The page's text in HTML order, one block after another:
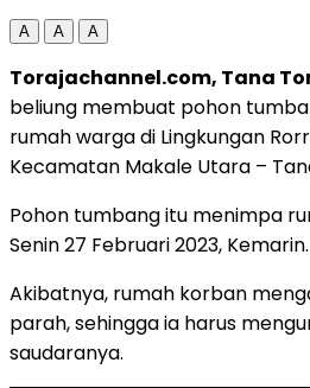
A A A
Torajachannel.com, Tana
beliung membuat pohon
rumah warga di Lingkungan
Kecamatan Makale Utara –
Pohon tumbang itu menimpa
Senin 27 Februari 2023, Kemarin.
Akibatnya, rumah korban
parah, sehingga ia harus
saudaranya.